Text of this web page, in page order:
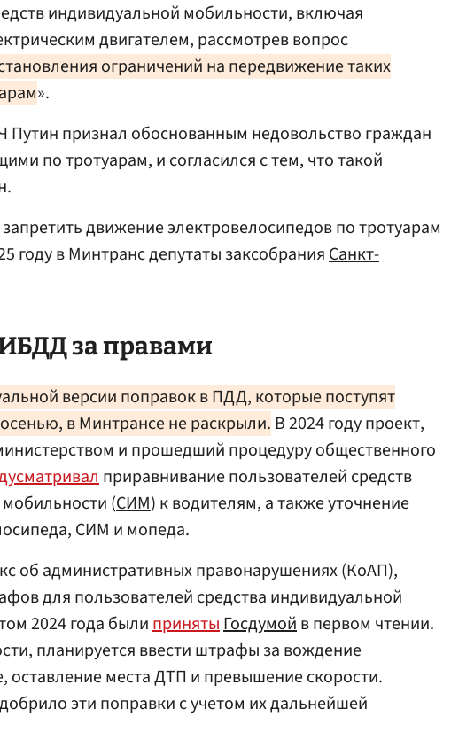
индивидуальной мобильности, включая
двигателем, рассмотрев вопрос
ограничений на передвижение таких
».
Путин признал обоснованным недовольство граждан
по тротуарам, и согласился с тем, что такой
движение электровелосипедов по тротуарам
году в Минтранс депутаты заксобранияСанкт-
за правами
версии поправок в ПДД, которые поступят
в Минтрансе не раскрыли. В 2024 году проект,
и прошедший процедуру общественного
приравнивание пользователей средств
(СИМ) к водителям, а также уточнение
СИМ и мопеда.
об административных правонарушениях (КоАП),
для пользователей средства индивидуальной
2024 года былипринятыГосдумойв первом чтении.
планируется ввести штрафы за вождение
оставление места ДТП и превышение скорости.
эти поправки с учетом их дальнейшей